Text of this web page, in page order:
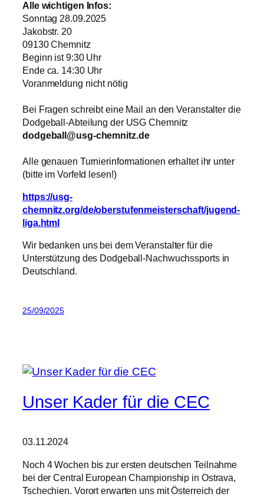
Alle wichtigen Infos:
Sonntag 28.09.2025
Jakobstr. 20
09130 Chemnitz
Beginn ist 9:30 Uhr
Ende ca. 14:30 Uhr
Voranmeldung nicht nötig
Bei Fragen schreibt eine Mail an den Veranstalter die
Dodgeball-Abteilung der USG Chemnitz
dodgeball@usg-chemnitz.de
Alle genauen Turnierinformationen erhaltet ihr unter
(bitte im Vorfeld lesen!)
https://usg-
chemnitz.org/de/oberstufenmeisterschaft/jugend-
liga.html
Wir bedanken uns bei dem Veranstalter für die
Unterstützung des Dodgeball-Nachwuchssports in
Deutschland.
25/09/2025
Unser Kader für die CEC
03.11.2024
Noch 4 Wochen bis zur ersten deutschen Teilnahme
bei der Central European Championship in Ostrava,
Tschechien. Vorort erwarten uns mit Österreich der